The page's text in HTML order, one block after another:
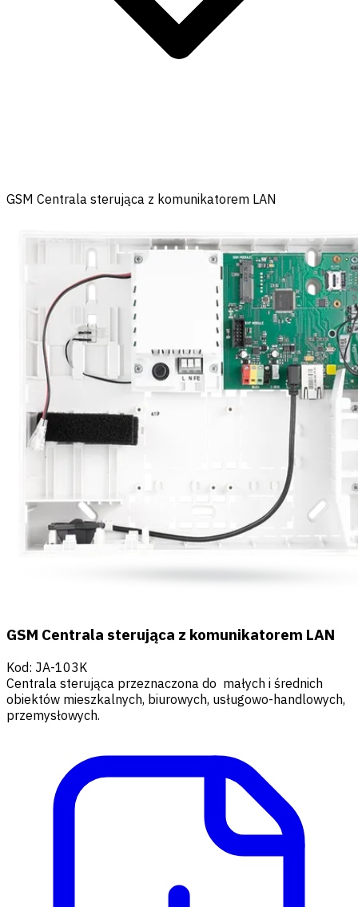
GSM Centrala sterująca z komunikatorem LAN
GSM Centrala sterująca z komunikatorem LAN
Kod: JA-103K
Centrala sterująca przeznaczona do małych i średnich
obiektów mieszkalnych, biurowych, usługowo-handlowych,
przemysłowych.